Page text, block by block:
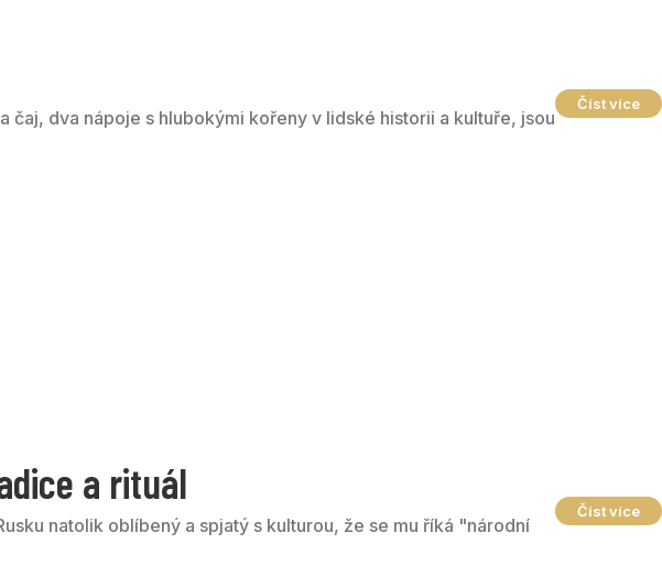
čaj, dva nápoje s hlubokými kořeny v lidské historii a kultuře, jsou
Číst více
a rituál
natolik oblíbený a spjatý s kulturou, že se mu říká "národní
Číst více